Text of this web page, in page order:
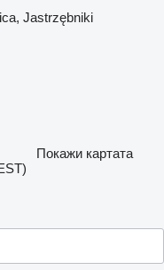
Jastrzębniki
Покажи картата